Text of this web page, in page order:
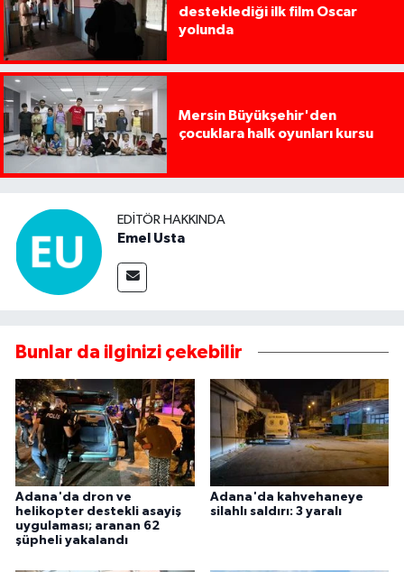
desteklediği ilk film Oscar
yolunda
Mersin Büyükşehir'den
çocuklara halk oyunları kursu
EDITÖR HAKKINDA
Emel Usta
Bunlar da ilginizi çekebilir
Adana'da dron ve
helikopter destekli asayiş
uygulaması; aranan 62
şüpheli yakalandı
Adana'da kahvehaneye
silahlı saldırı: 3 yaralı